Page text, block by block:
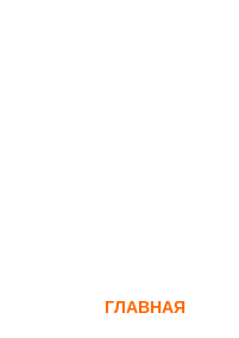
ГЛАВНАЯ